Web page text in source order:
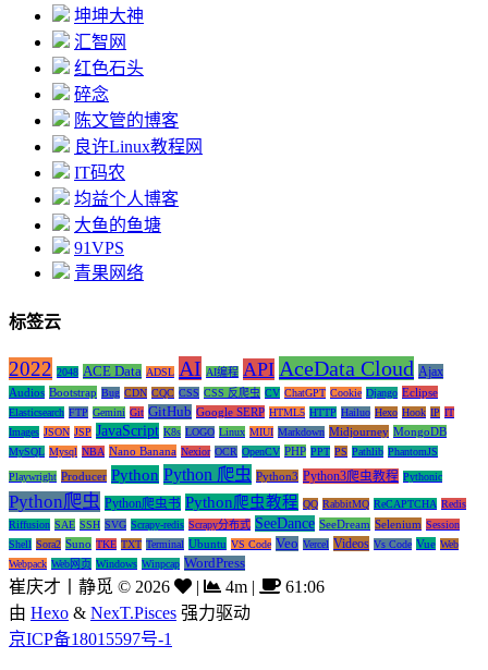
坤坤大神
汇智网
红色石头
碎念
陈文管的博客
良许Linux教程网
IT码农
均益个人博客
大鱼的鱼塘
91VPS
青果网络
标签云
2022 2048 ACE Data ADSL AI AI编程 API AceData Cloud Ajax
Audios Bootstrap Bug CDN CQC CSS CSS 反爬虫 CV ChatGPT Cookie Django Eclipse
Elasticsearch FTP Gemini Git GitHub Google SERP HTML5 HTTP Hailuo Hexo Hook IP IT
Images JSON JSP JavaScript K8s LOGO Linux MIUI Markdown Midjourney MongoDB
MySQL Mysql NBA Nano Banana Nexior OCR OpenCV PHP PPT PS Pathlib PhantomJS
Playwright Producer Python Python 爬虫 Python3 Python3爬虫教程 Pythonic
Python爬虫 Python爬虫书 Python爬虫教程 QQ RabbitMQ ReCAPTCHA Redis
Riffusion SAE SSH SVG Scrapy-redis Scrapy分布式 SeeDance SeeDream Selenium Session
Shell Sora2 Suno TKE TXT Terminal Ubuntu VS Code Veo Vercel Videos Vs Code Vue Web
Webpack Web网页 Windows Winpcap WordPress
崔庆才丨静觅 © 2026 | 4m |
61:06
由 Hexo & NexT.Pisces 强力驱动
京ICP备18015597号-1